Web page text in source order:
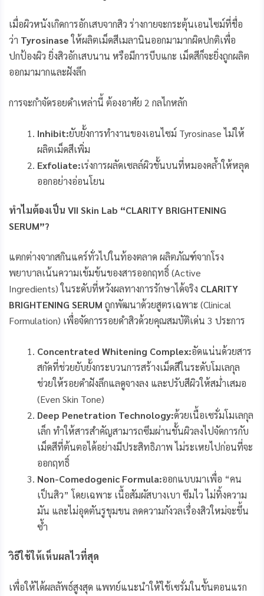
เมื่อผิวหนังเกิดการอักเสบจากสิว ร่างกายจะกระตุ้นเอนไซม์ที่ชื่อ
ว่า Tyrosinaseให้ผลิตเม็ดสีเมลานินออกมามากผิดปกติเพื่อ
ปกป้องผิว ยิ่งสิวอักเสบนาน หรือมีการบีบแกะ เม็ดสีก็จะยิ่งถูกผลิต
ออกมามากและฝังลึก
การจะกำจัดรอยดำเหล่านี้ ต้องอาศัย 2 กลไกหลัก
Inhibit:ยับยั้งการทำงานของเอนไซม์ Tyrosinase ไม่ให้
ผลิตเม็ดสีเพิ่ม
Exfoliate:เร่งการผลัดเซลล์ผิวชั้นบนที่หมองคล้ำให้หลุด
ออกอย่างอ่อนโยน
ทำไมต้องเป็น VII Skin Lab “CLARITY BRIGHTENING
SERUM”?
แตกต่างจากสกินแคร์ทั่วไปในท้องตลาด ผลิตภัณฑ์จากโรง
พยาบาลเน้นความเข้มข้นของสารออกฤทธิ์ (Active
Ingredients) ในระดับที่หวังผลทางการรักษาได้จริง CLARITY
BRIGHTENING SERUM ถูกพัฒนาด้วยสูตรเฉพาะ (Clinical
Formulation) เพื่อจัดการรอยดำสิวด้วยคุณสมบัติเด่น 3 ประการ
Concentrated Whitening Complex:อัดแน่นด้วยสาร
สกัดที่ช่วยยับยั้งกระบวนการสร้างเม็ดสีในระดับโมเลกุล
ช่วยให้รอยดำฝังลึกแลดูจางลง และปรับสีผิวให้สม่ำเสมอ
(Even Skin Tone)
Deep Penetration Technology:ด้วยเนื้อเซรั่มโมเลกุล
เล็ก ทำให้สารสำคัญสามารถซึมผ่านชั้นผิวลงไปจัดการกับ
เม็ดสีที่ต้นตอได้อย่างมีประสิทธิภาพ ไม่ระเหยไปก่อนที่จะ
ออกฤทธิ์
Non-Comedogenic Formula:ออกแบบมาเพื่อ “คน
เป็นสิว” โดยเฉพาะ เนื้อสัมผัสบางเบา ซึมไว ไม่ทิ้งความ
มัน และไม่อุดตันรูขุมขน ลดความกังวลเรื่องสิวใหม่จะขึ้น
ซ้ำ
วิธีใช้ให้เห็นผลไวที่สุด
เพื่อให้ได้ผลลัพธ์สูงสุด แพทย์แนะนำให้ใช้เซรั่มในขั้นตอนแรก